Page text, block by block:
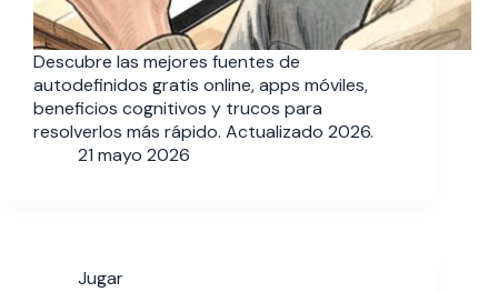
Descubre las mejores fuentes de
autodefinidos gratis online, apps móviles,
beneficios cognitivos y trucos para
resolverlos más rápido. Actualizado 2026.
21 mayo 2026
Jugar